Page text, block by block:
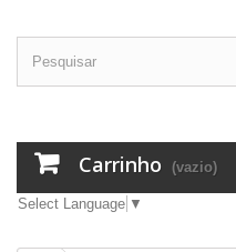
Carrinho (vazio)
Select Language ▼